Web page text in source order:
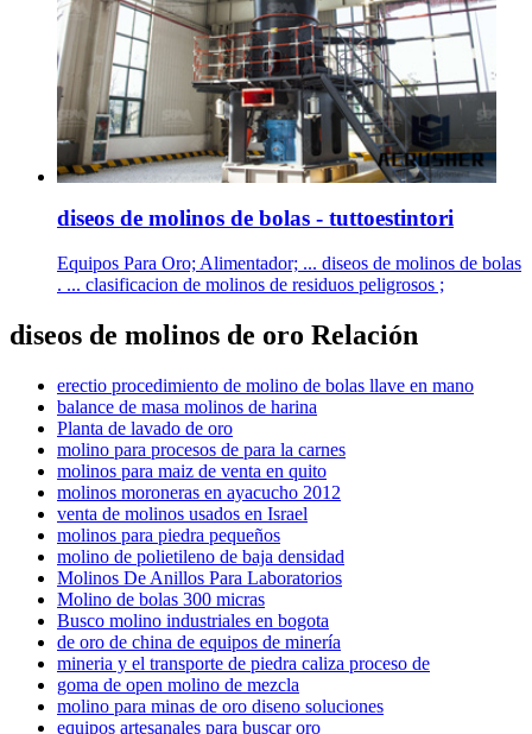
diseos de molinos de bolas - tuttoestintori
Equipos Para Oro; Alimentador; ... diseos de molinos de bolas
. ... clasificacion de molinos de residuos peligrosos ;
diseos de molinos de oro Relación
erectio procedimiento de molino de bolas llave en mano
balance de masa molinos de harina
Planta de lavado de oro
molino para procesos de para la carnes
molinos para maiz de venta en quito
molinos moroneras en ayacucho 2012
venta de molinos usados en Israel
molinos para piedra pequeños
molino de polietileno de baja densidad
Molinos De Anillos Para Laboratorios
Molino de bolas 300 micras
Busco molino industriales en bogota
de oro de china de equipos de minería
mineria y el transporte de piedra caliza proceso de
goma de open molino de mezcla
molino para minas de oro diseno soluciones
equipos artesanales para buscar oro